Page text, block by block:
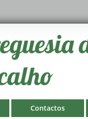
Contactos